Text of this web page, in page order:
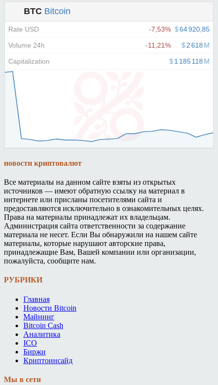
новости криптовалют
Все материалы на данном сайте взяты из открытых
источников — имеют обратную ссылку на материал в
интернете или присланы посетителями сайта и
предоставляются исключительно в ознакомительных целях.
Права на материалы принадлежат их владельцам.
Администрация сайта ответственности за содержание
материала не несет. Если Вы обнаружили на нашем сайте
материалы, которые нарушают авторские права,
принадлежащие Вам, Вашей компании или организации,
пожалуйста, сообщите нам.
РУБРИКИ
Главная
Новости Bitcoin
Майнинг
Bitcoin Cash
Аналитика
ICO
Биржи
Криптоинсайд
Мы в сети